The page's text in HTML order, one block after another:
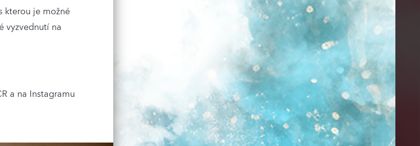
kterou je možné
vyzvednutí na
a na Instagramu